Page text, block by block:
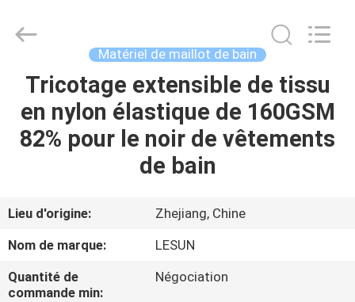
MAISON
PRODUITS
SUJET
DE
NOUS
Textile
Technology
Matériel de maillot de bain
Tricotage extensible de tissu
en nylon élastique de 160GSM
82% pour le noir de vêtements
de bain
Lieu d'origine:
Zhejiang, Chine
Nom de marque:
LESUN
Quantité de
commande min:
Négociation